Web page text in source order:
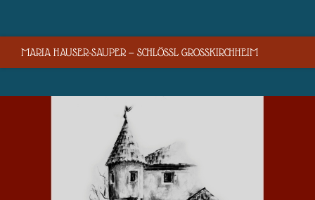
MARIA HAUSER-SAUPER — SCHLÖSSL GROSSKIRCHHEIM